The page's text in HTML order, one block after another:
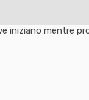
iniziano mentre